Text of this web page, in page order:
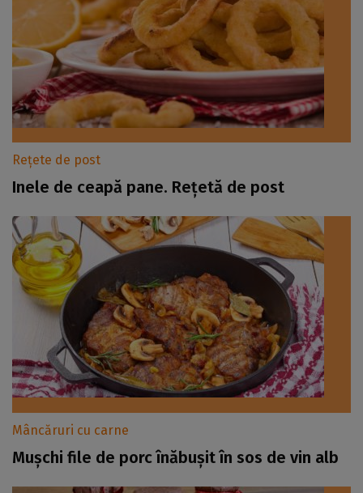
Rețete de post
Inele de ceapă pane. Rețetă de post
Mâncăruri cu carne
Mușchi file de porc înăbușit în sos de vin alb